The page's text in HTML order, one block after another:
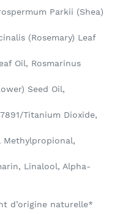
Parkii (Shea)
(Rosemary) Leaf
Oil, Rosmarinus
Seed Oil,
Titanium Dioxide,
Methylpropional,
Linalool, Alpha-
d’origine naturelle*